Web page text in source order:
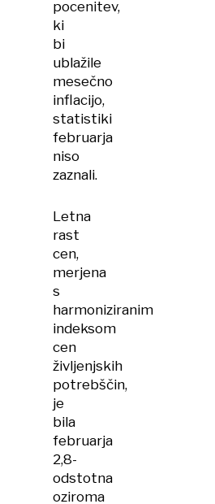
pocenitev,
ki
bi
ublažile
mesečno
inflacijo,
statistiki
februarja
niso
zaznali.
Letna
rast
cen,
merjena
s
harmoniziranim
indeksom
cen
življenjskih
potrebščin,
je
bila
februarja
2,8-
odstotna
oziroma